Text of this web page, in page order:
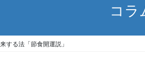
コラ
する法「節食開運説」